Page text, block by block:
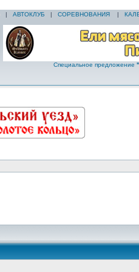
| АВТОКЛУБ | СОРЕВНОВАНИЯ |
Специальное предложение